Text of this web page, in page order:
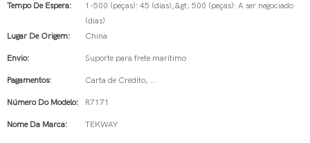
Tempo De Espera:
1-500 (peças): 45 (dias),&gt; 500 (peças): A ser negociado
(dias)
Lugar De Origem:
China
Envio: Suporte para frete marítimo
Pagamentos: Carta de Crédito, ...
Número Do Modelo: R7171
Nome Da Marca: TEKWAY